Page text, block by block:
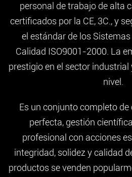
personal de trabajo de alta
certificados por la CE, 3C., y
el estándar de los
Calidad ISO9001-2000. La
prestigio en el sector
nivel.
Es un conjunto completo
perfecta, gestión
profesional con acciones
integridad, solidez y calidad
productos se venden